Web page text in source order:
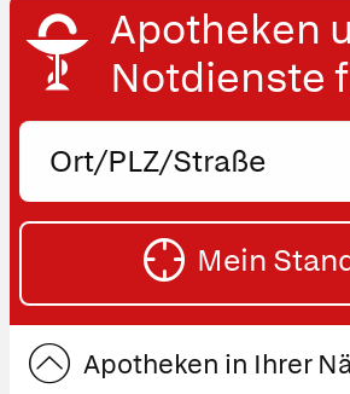
Apotheken
Notdienste
Ort,
oder
Straße
Mein
Apotheken in Ihrer